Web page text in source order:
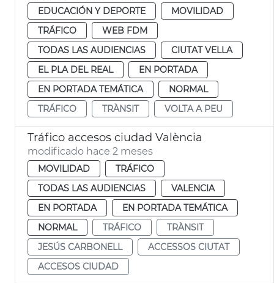
EDUCACIÓN Y DEPORTE
MOVILIDAD
TRÁFICO
WEB FDM
TODAS LAS AUDIENCIAS
CIUTAT VELLA
EL PLA DEL REAL
EN PORTADA
EN PORTADA TEMÁTICA
NORMAL
TRÁFICO
TRÀNSIT VOLTA A PEU
Tráfico accesos ciudad València
modificado hace 2 meses
MOVILIDAD
TRÁFICO
TODAS LAS AUDIENCIAS
VALENCIA
EN PORTADA
EN PORTADA TEMÁTICA
NORMAL
TRÁFICO
TRÀNSIT
JESÚS CARBONELL
ACCESSOS CIUTAT
ACCESOS CIUDAD